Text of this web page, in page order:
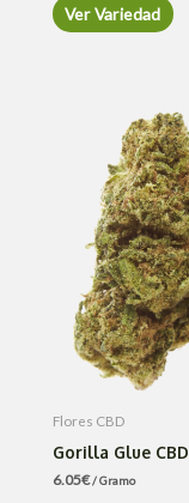
Ver Variedad
Flores CBD
Gorilla Glue CBD
6.05€/ Gramo